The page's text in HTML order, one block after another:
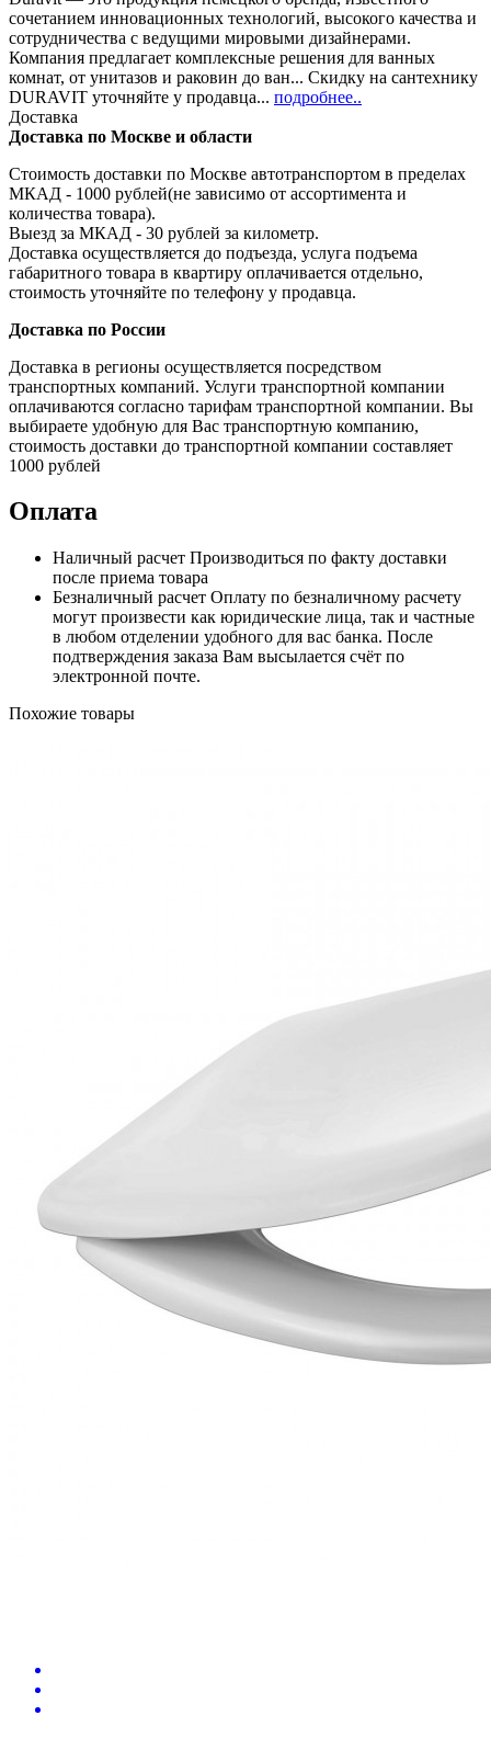
сочетанием инновационных технологий, высокого качества и
сотрудничества с ведущими мировыми дизайнерами.
Компания предлагает комплексные решения для ванных
комнат, от унитазов и раковин до ван... Скидку на сантехнику
DURAVIT уточняйте у продавца... подробнее..
Доставка
Доставка по Москве и области
Стоимость доставки по Москве автотранспортом в пределах
МКАД - 1000 рублей(не зависимо от ассортимента и
количества товара).
Выезд за МКАД - 30 рублей за километр.
Доставка осуществляется до подъезда, услуга подъема
габаритного товара в квартиру оплачивается отдельно,
стоимость уточняйте по телефону у продавца.
Доставка по России
Доставка в регионы осуществляется посредством
транспортных компаний. Услуги транспортной компании
оплачиваются согласно тарифам транспортной компании. Вы
выбираете удобную для Вас транспортную компанию,
стоимость доставки до транспортной компании составляет
1000 рублей
Оплата
Наличный расчет Производиться по факту доставки
после приема товара
Безналичный расчет Оплату по безналичному расчету
могут произвести как юридические лица, так и частные
в любом отделении удобного для вас банка. После
подтверждения заказа Вам высылается счёт по
электронной почте.
Похожие товары